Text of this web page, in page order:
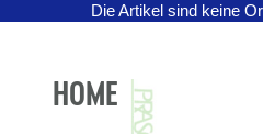
Die Artikel sind keine
HOME